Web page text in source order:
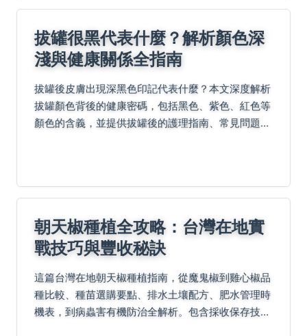
拔罐很黑代表什麼？解析顏色深
淺與健康關係全指南
拔罐後皮膚出現深黑色印記代表什麼？本文深度解析
拔罐顏色背後的健康密碼，包括黑色、紫色、紅色等
顏色的含義，並提供拔罐後的護理指南、常見問題解
朝天椒種植全攻略：台灣在地實
戰技巧與豐收秘訣
這篇台灣在地朝天椒種植指南，從魔鬼椒到雞心椒品
種比較、種苗選購要點、排水土壤配方、肥水管理時
機表，到病蟲害有機防治全解析。包含採收保存技巧